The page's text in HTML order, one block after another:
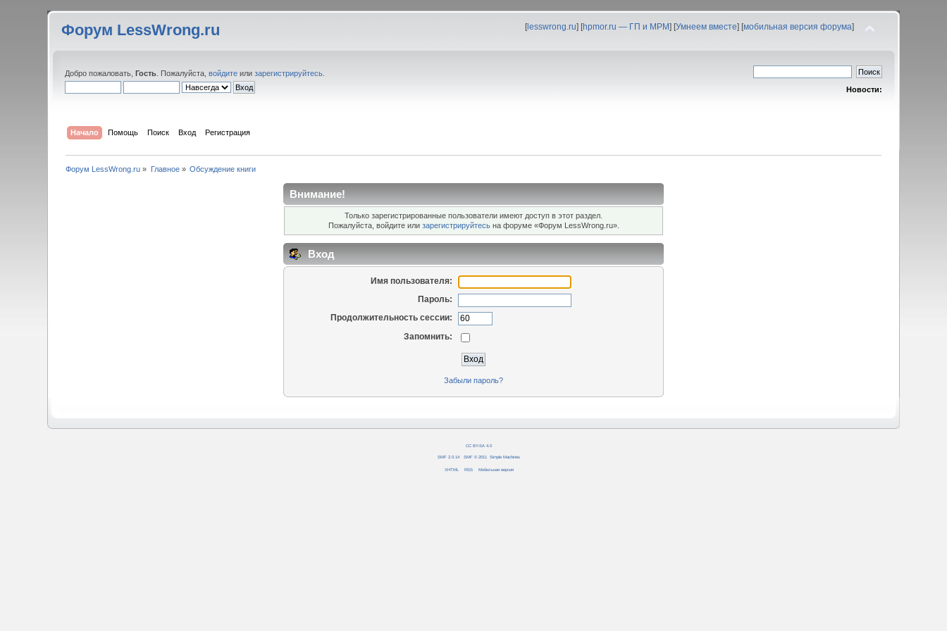
Форум LessWrong.ru [lesswrong.ru] [hpmor.ru — ГП и МРМ] [Умнеем вместе] [мобильная версия форума]
Добро пожаловать,Гость . Пожалуйста,войдите илизарегистрируйтесь
Новости:
Начало Помощь Поиск Вход Регистрация
Форум LessWrong.ru » Главное» Обсуждение книги
Внимание!
Только зарегистрированные пользователи имеют доступ в этот раздел.
Пожалуйста, войдите или зарегистрируйтесьна форуме «Форум LessWrong.ru».
Вход
Имя пользователя:
Пароль:
Продолжительность сессии:
Запомнить:
Забыли пароль?
CC BY-SA 4.0
SMF 2.0.14 SMF © 2011 Simple Machines
XHTML RSS Мобильная версия